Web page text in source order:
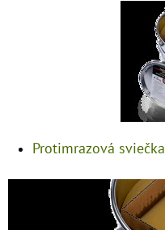
Protimrazová sviečka